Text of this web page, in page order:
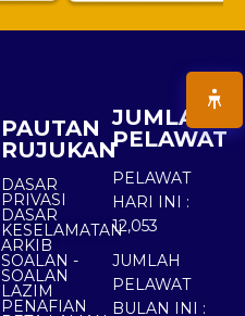
PAUTAN
RUJUKAN
DASAR
PRIVASI
DASAR
KESELAMATAN
ARKIB
SOALAN -
SOALAN
LAZIM
PENAFIAN
JUMLAH
PELAWAT
PELAWAT
HARI INI :
12,053
JUMLAH
PELAWAT
BULAN INI :